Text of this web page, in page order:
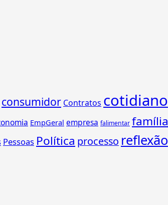
consumidor Contratos cotidiano
EmpGeral empresa falimentar família
Pessoas Política processo reflexão